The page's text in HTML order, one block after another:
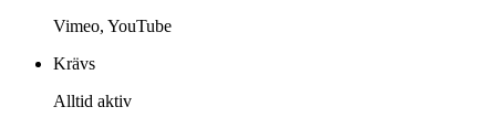
Vimeo, YouTube
Krävs
Alltid aktiv